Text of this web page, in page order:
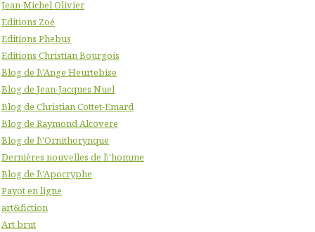
Jean-Michel Olivier
Editions Zoé
Editions Phebus
Editions Christian Bourgois
Blog de l\'Ange Heurtebise
Blog de Jean-Jacques Nuel
Blog de Christian Cottet-Emard
Blog de Raymond Alcovere
Blog de l\'Ornithorynque
Dernières nouvelles de l\'homme
Blog de l\'Apocryphe
Payot en ligne
art&fiction
Art brut